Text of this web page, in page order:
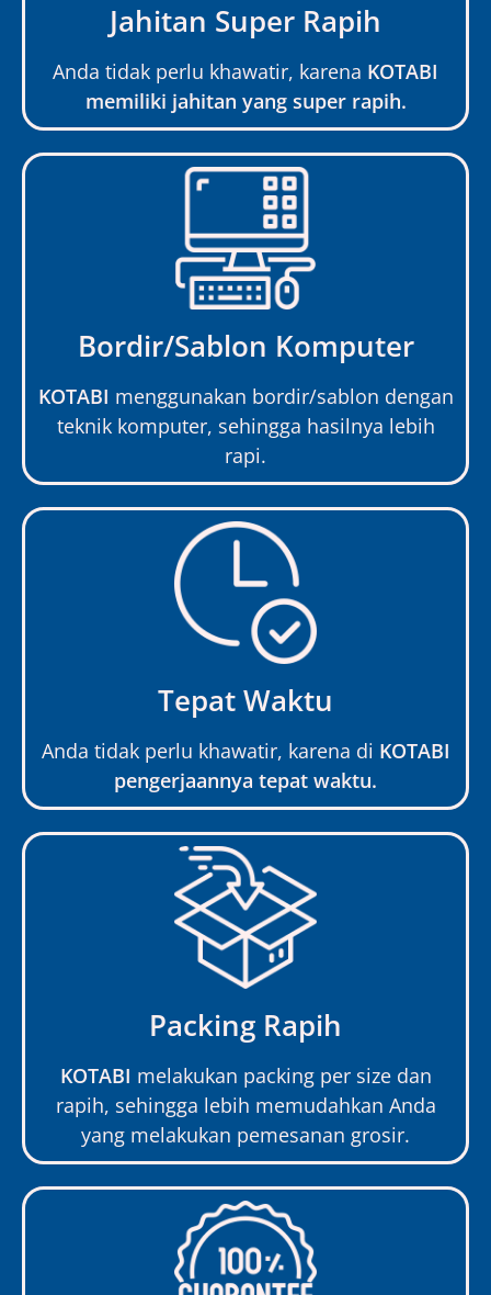
Jahitan Super Rapih
Anda tidak perlu khawatir, karena KOTABI
memiliki jahitan yang super rapih.
Bordir/Sablon Komputer
KOTABI menggunakan bordir/sablon dengan
teknik komputer, sehingga hasilnya lebih
rapi.
Tepat Waktu
Anda tidak perlu khawatir, karena di KOTABI
pengerjaannya tepat waktu.
Packing Rapih
KOTABI melakukan packing per size dan
rapih, sehingga lebih memudahkan Anda
yang melakukan pemesanan grosir.